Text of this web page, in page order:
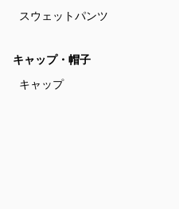
スウェットパンツ
キャップ・帽子
キャップ